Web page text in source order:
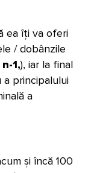
ea îți va oferi
/ dobânzile
1,), iar la final
a principalului
a
și încă 100